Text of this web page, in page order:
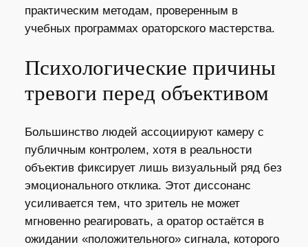
практическим методам, проверенным в
учебных программах ораторского мастерства.
Психологические причины
тревоги перед объективом
Большинство людей ассоциируют камеру с
публичным контролем, хотя в реальности
объектив фиксирует лишь визуальный ряд без
эмоционального отклика. Этот диссонанс
усиливается тем, что зритель не может
мгновенно реагировать, а оратор остаётся в
ожидании «положительного» сигнала, которого